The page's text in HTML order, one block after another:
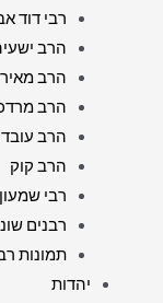
רבי דוד
הרב
הרב
הרב
הרב
הרב קוק
רבי
רבנים
תמונות
יהדות